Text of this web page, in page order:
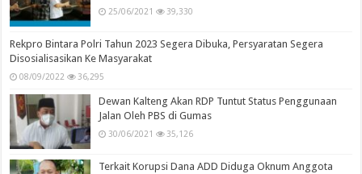
25/06/2021 39,330
Rekpro Bintara Polri Tahun 2023 Segera Dibuka, Persyaratan Segera
Disosialisasikan Ke Masyarakat
08/09/2022 36,295
Dewan Kalteng Akan RDP Tuntut Status Penggunaan
Jalan Oleh PBS di Gumas
30/06/2021 35,126
Terkait Korupsi Dana ADD Diduga Oknum Anggota